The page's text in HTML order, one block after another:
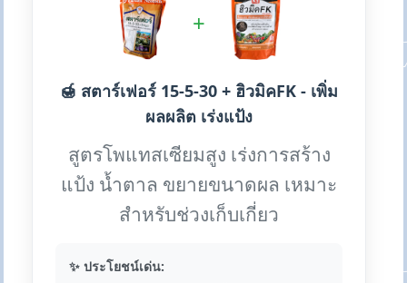
+
🍯 สตาร์เฟอร์ 15-5-30 + ฮิวมิคFK - เพิ่ม
ผลผลิต เร่งแป้ง
สูตรโพแทสเซียมสูง เร่งการสร้าง
แป้ง น้ำตาล ขยายขนาดผล เหมาะ
สำหรับช่วงเก็บเกี่ยว
✨ ประโยชน์เด่น: